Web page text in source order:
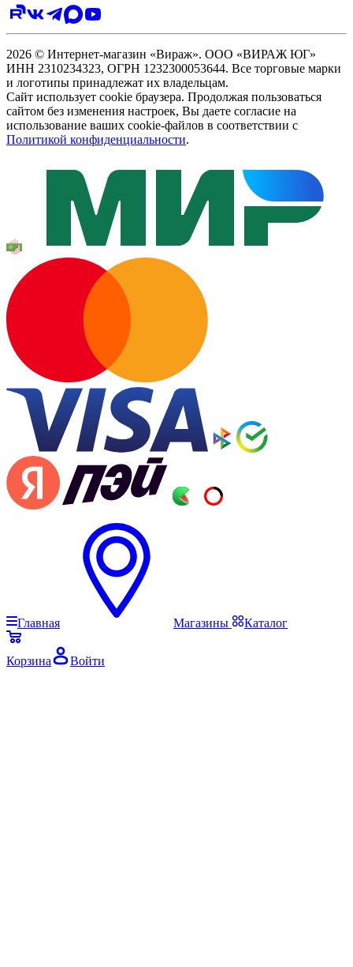
2026 © Интернет-магазин «Вираж». ООО «ВИРАЖ ЮГ»
ИНН 2310234323, ОГРН 1232300053644. Все торговые марки
и логотипы принадлежат их владельцам.
Сайт использует cookie браузера. Продолжая пользоваться
сайтом без изменения настроек, Вы даете согласие на
использование ваших cookie-файлов в соответствии с
Политикой конфиденциальности.
Главная Магазины Каталог
Корзина Войти